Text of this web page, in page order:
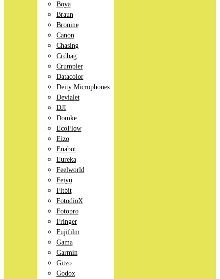
Boya
Braun
Bronine
Canon
Chasing
Crdbag
Crumpler
Datacolor
Deity Microphones
Devialet
DJI
Domke
EcoFlow
Eizo
Enabot
Eureka
Feelworld
Feiyu
Fitbit
FotodioX
Fotopro
Fringer
Fujifilm
Gama
Garmin
Gitzo
Godox